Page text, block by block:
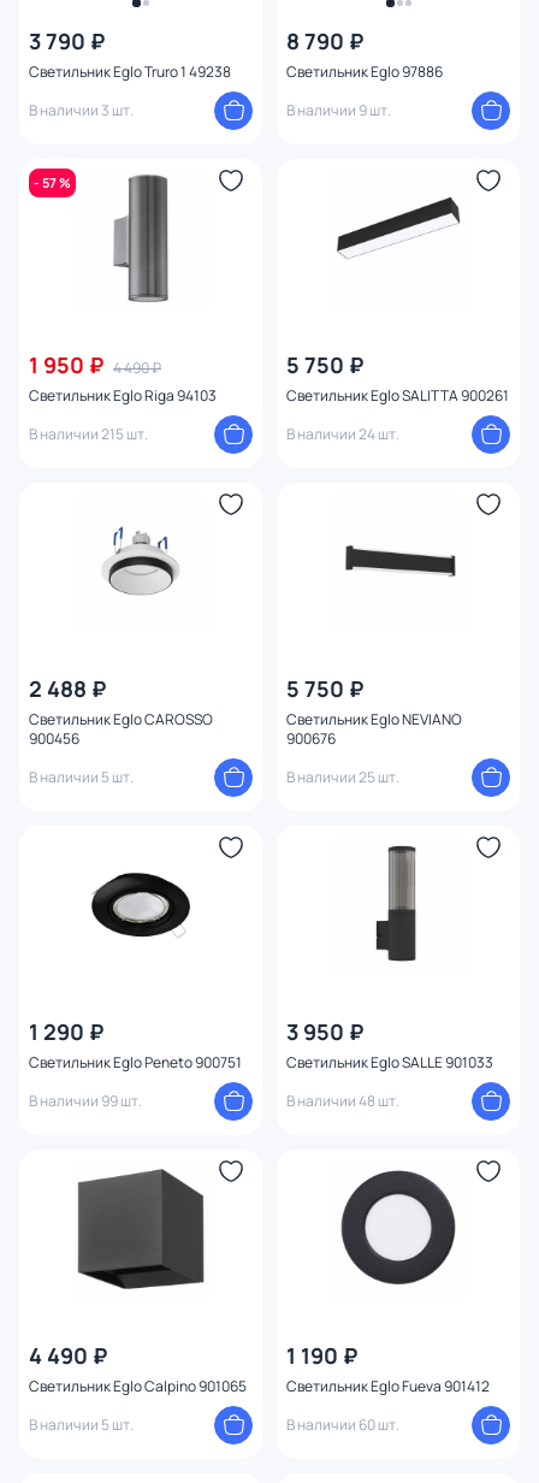
3 790 ₽
Светильник Eglo Truro 1 49238
В наличии 3 шт.
8 790 ₽
Светильник Eglo 97886
В наличии 9 шт.
- 57 %
1 950 ₽ 4 490 ₽
Светильник Eglo Riga 94103
В наличии 215 шт.
5 750 ₽
Светильник Eglo SALITTA 900261
В наличии 24 шт.
2 488 ₽
Светильник Eglo CAROSSO
900456
В наличии 5 шт.
5 750 ₽
Светильник Eglo NEVIANO
900676
В наличии 25 шт.
1 290 ₽
Светильник Eglo Peneto 900751
В наличии 99 шт.
3 950 ₽
Светильник Eglo SALLE 901033
В наличии 48 шт.
4 490 ₽
Светильник Eglo Calpino 901065
В наличии 5 шт.
1 190 ₽
Светильник Eglo Fueva 901412
В наличии 60 шт.